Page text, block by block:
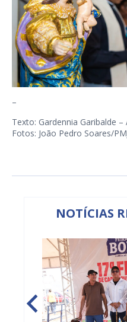
–
Texto: Gardennia Garibalde –
Fotos: João Pedro Soares/
NOTÍCIAS